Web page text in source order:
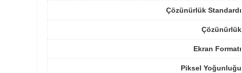
Çözünürlük Standardı
Çözünürlük
Ekran Formatı
Piksel Yoğunluğu